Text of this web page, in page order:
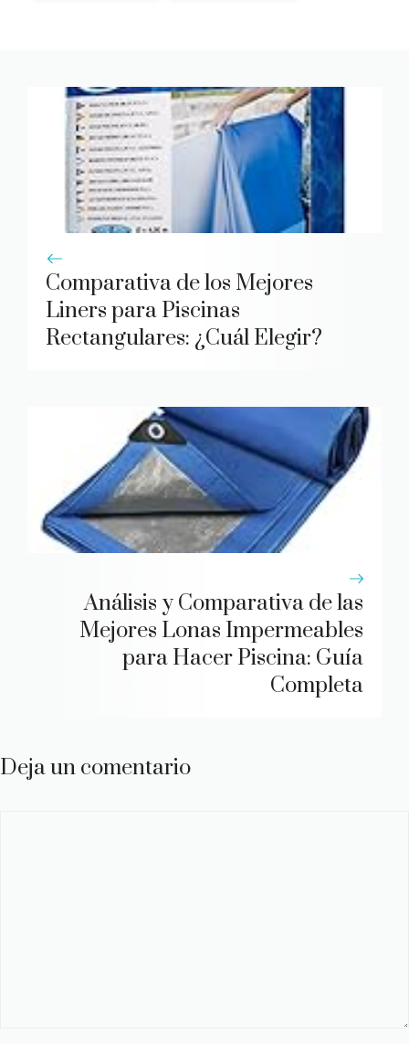
Comparativa de los Mejores
Liners para Piscinas
Rectangulares: ¿Cuál Elegir?
Análisis y Comparativa de las
Mejores Lonas Impermeables
para Hacer Piscina: Guía
Completa
Deja un comentario